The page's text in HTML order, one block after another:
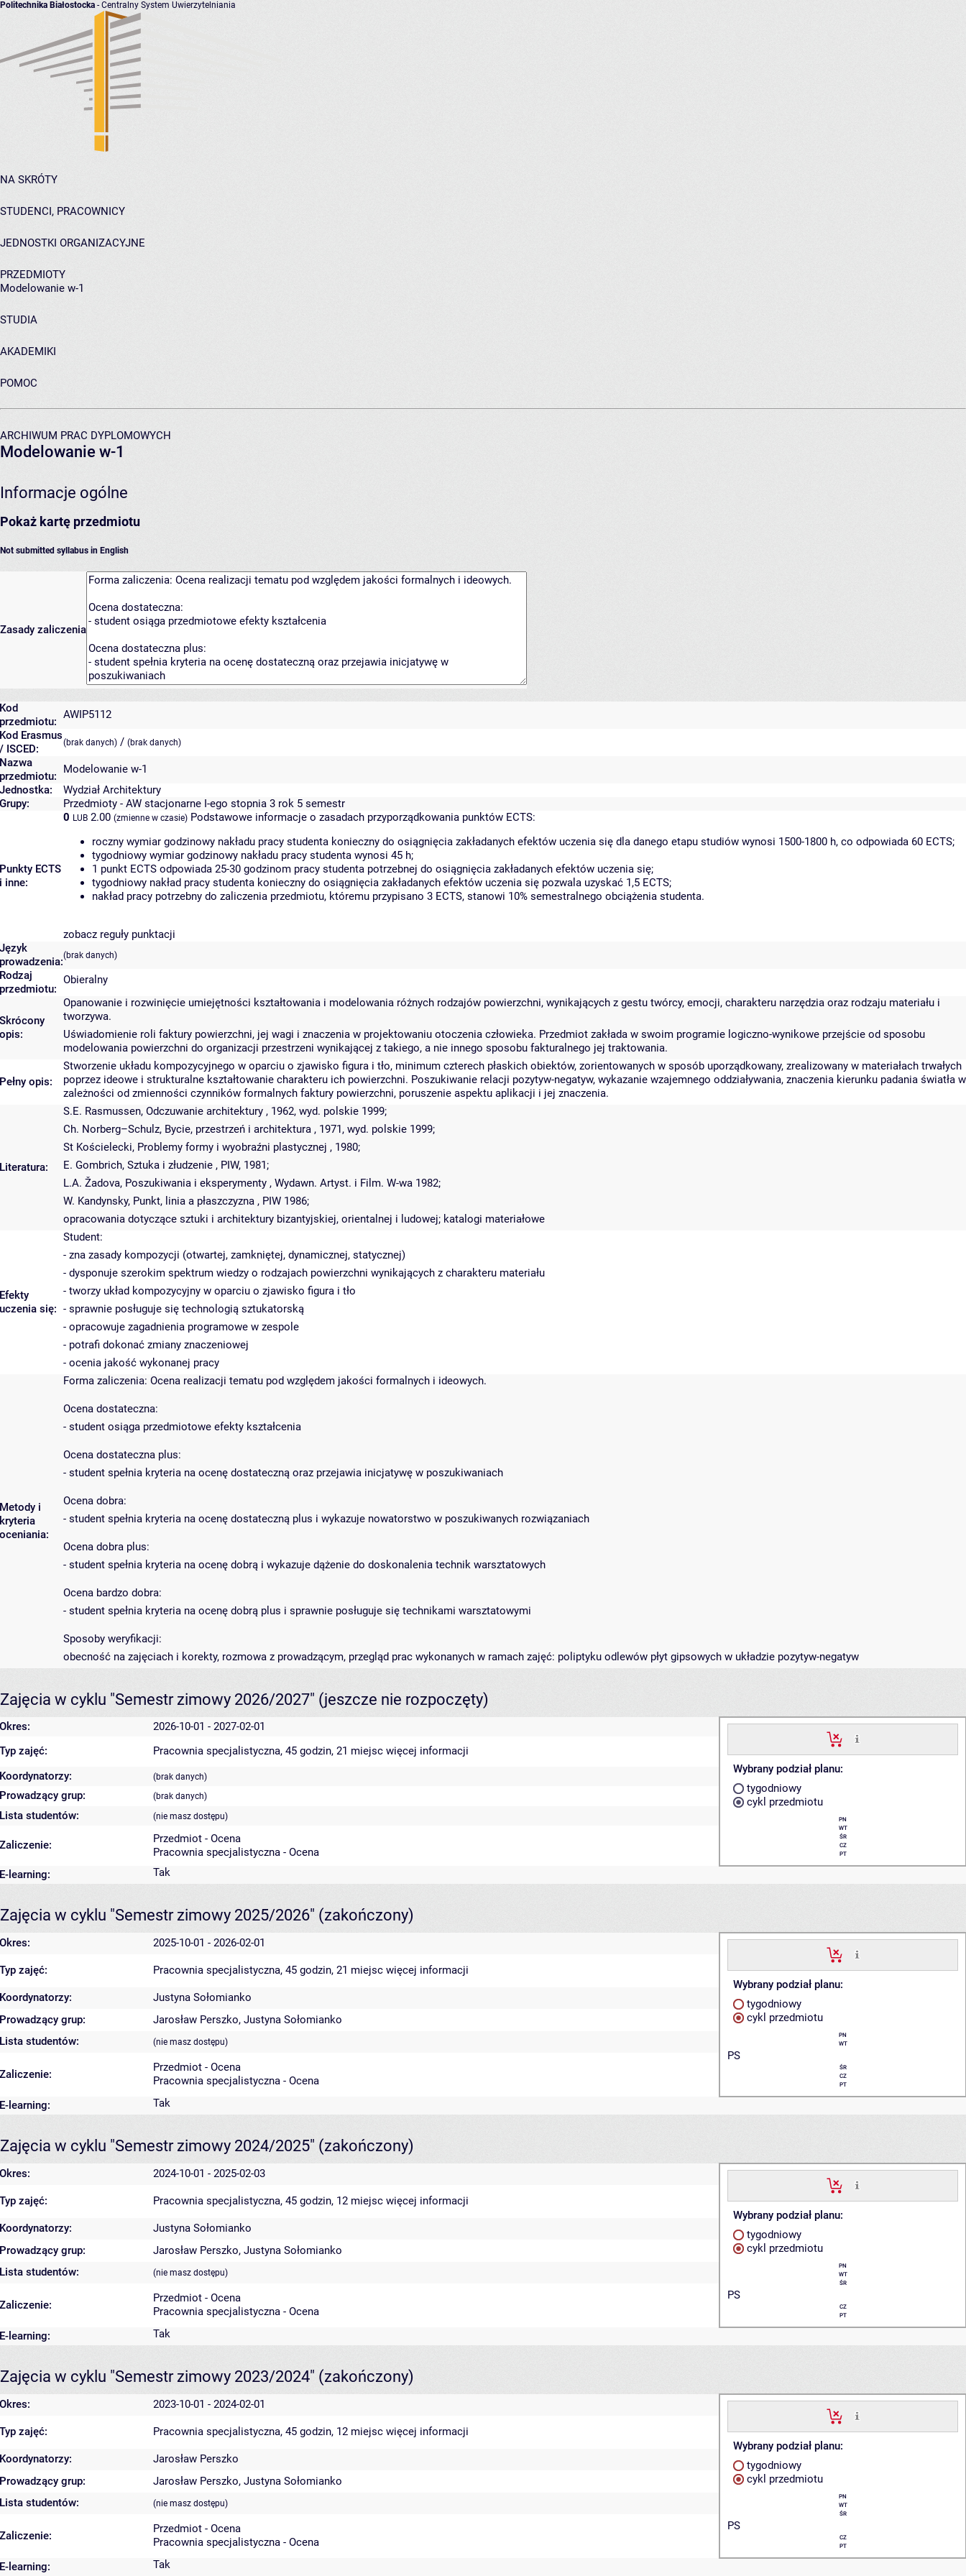
Politechnika Białostocka - Centralny System Uwierzytelniania
NA SKRÓTY
STUDENCI, PRACOWNICY
JEDNOSTKI ORGANIZACYJNE
PRZEDMIOTY
Modelowanie w-1
STUDIA
AKADEMIKI
POMOC
ARCHIWUM PRAC DYPLOMOWYCH
Modelowanie w-1
Informacje ogólne
Pokaż kartę przedmiotu
Not submitted syllabus in English
Zasady zaliczenia
Kod
przedmiotu:
AWIP5112
Kod Erasmus
/ ISCED:
(brak danych) / (brak danych)
Nazwa
przedmiotu:
Modelowanie w-1
Jednostka:
Wydział Architektury
Grupy:
Przedmioty - AW stacjonarne I-ego stopnia 3 rok 5 semestr
Punkty ECTS
i inne:
0 LUB 2.00 (zmienne w czasie) Podstawowe informacje o zasadach przyporządkowania punktów ECTS:
roczny wymiar godzinowy nakładu pracy studenta konieczny do osiągnięcia zakładanych efektów uczenia się dla danego etapu studiów wynosi 1500-1800 h, co odpowiada 60 ECTS;
tygodniowy wymiar godzinowy nakładu pracy studenta wynosi 45 h;
1 punkt ECTS odpowiada 25-30 godzinom pracy studenta potrzebnej do osiągnięcia zakładanych efektów uczenia się;
tygodniowy nakład pracy studenta konieczny do osiągnięcia zakładanych efektów uczenia się pozwala uzyskać 1,5 ECTS;
nakład pracy potrzebny do zaliczenia przedmiotu, któremu przypisano 3 ECTS, stanowi 10% semestralnego obciążenia studenta.
zobacz reguły punktacji
Język
prowadzenia:(brak danych)
Rodzaj
przedmiotu:
Obieralny
Skrócony
opis:
Opanowanie i rozwinięcie umiejętności kształtowania i modelowania różnych rodzajów powierzchni, wynikających z gestu twórcy, emocji, charakteru narzędzia oraz rodzaju materiału i
tworzywa.
Uświadomienie roli faktury powierzchni, jej wagi i znaczenia w projektowaniu otoczenia człowieka. Przedmiot zakłada w swoim programie logiczno-wynikowe przejście od sposobu
modelowania powierzchni do organizacji przestrzeni wynikającej z takiego, a nie innego sposobu fakturalnego jej traktowania.
Pełny opis:
Stworzenie układu kompozycyjnego w oparciu o zjawisko figura i tło, minimum czterech płaskich obiektów, zorientowanych w sposób uporządkowany, zrealizowany w materiałach trwałych
poprzez ideowe i strukturalne kształtowanie charakteru ich powierzchni. Poszukiwanie relacji pozytyw-negatyw, wykazanie wzajemnego oddziaływania, znaczenia kierunku padania światła w
zależności od zmienności czynników formalnych faktury powierzchni, poruszenie aspektu aplikacji i jej znaczenia.
Literatura:
S.E. Rasmussen, Odczuwanie architektury , 1962, wyd. polskie 1999;
Ch. Norberg–Schulz, Bycie, przestrzeń i architektura , 1971, wyd. polskie 1999;
St Kościelecki, Problemy formy i wyobraźni plastycznej , 1980;
E. Gombrich, Sztuka i złudzenie , PIW, 1981;
L.A. Žadova, Poszukiwania i eksperymenty , Wydawn. Artyst. i Film. W-wa 1982;
W. Kandynsky, Punkt, linia a płaszczyzna , PIW 1986;
opracowania dotyczące sztuki i architektury bizantyjskiej, orientalnej i ludowej; katalogi materiałowe
Efekty
uczenia się:
Student:
- zna zasady kompozycji (otwartej, zamkniętej, dynamicznej, statycznej)
- dysponuje szerokim spektrum wiedzy o rodzajach powierzchni wynikających z charakteru materiału
- tworzy układ kompozycyjny w oparciu o zjawisko figura i tło
- sprawnie posługuje się technologią sztukatorską
- opracowuje zagadnienia programowe w zespole
- potrafi dokonać zmiany znaczeniowej
- ocenia jakość wykonanej pracy
Metody i
kryteria
oceniania:
Forma zaliczenia: Ocena realizacji tematu pod względem jakości formalnych i ideowych.
Ocena dostateczna:
- student osiąga przedmiotowe efekty kształcenia
Ocena dostateczna plus:
- student spełnia kryteria na ocenę dostateczną oraz przejawia inicjatywę w poszukiwaniach
Ocena dobra:
- student spełnia kryteria na ocenę dostateczną plus i wykazuje nowatorstwo w poszukiwanych rozwiązaniach
Ocena dobra plus:
- student spełnia kryteria na ocenę dobrą i wykazuje dążenie do doskonalenia technik warsztatowych
Ocena bardzo dobra:
- student spełnia kryteria na ocenę dobrą plus i sprawnie posługuje się technikami warsztatowymi
Sposoby weryfikacji:
obecność na zajęciach i korekty, rozmowa z prowadzącym, przegląd prac wykonanych w ramach zajęć: poliptyku odlewów płyt gipsowych w układzie pozytyw-negatyw
Zajęcia w cyklu "Semestr zimowy 2026/2027" (jeszcze nie rozpoczęty)
Okres: 2026-10-01 - 2027-02-01
Wybrany podział planu:
tygodniowy
cykl przedmiotu
PN
WT
ŚR
CZ
PT
Typ zajęć: Pracownia specjalistyczna, 45 godzin, 21 miejsc więcej informacji
Koordynatorzy:
(brak danych)
Prowadzący grup: (brak danych)
Lista studentów: (nie masz dostępu)
Zaliczenie:
Przedmiot - Ocena
Pracownia specjalistyczna - Ocena
E-learning:
Tak
Zajęcia w cyklu "Semestr zimowy 2025/2026" (zakończony)
Okres: 2025-10-01 - 2026-02-01
Wybrany podział planu:
tygodniowy
cykl przedmiotu
PN
WT
PS
ŚR
CZ
PT
Typ zajęć: Pracownia specjalistyczna, 45 godzin, 21 miejsc więcej informacji
Koordynatorzy:
Justyna Sołomianko
Prowadzący grup:
Jarosław Perszko, Justyna Sołomianko
Lista studentów:
(nie masz dostępu)
Zaliczenie:
Przedmiot - Ocena
Pracownia specjalistyczna - Ocena
E-learning:
Tak
Zajęcia w cyklu "Semestr zimowy 2024/2025" (zakończony)
Okres: 2024-10-01 - 2025-02-03
Wybrany podział planu:
tygodniowy
cykl przedmiotu
PN
WT
ŚR
PS
CZ
PT
Typ zajęć: Pracownia specjalistyczna, 45 godzin, 12 miejsc więcej informacji
Koordynatorzy:
Justyna Sołomianko
Prowadzący grup:
Jarosław Perszko, Justyna Sołomianko
Lista studentów:
(nie masz dostępu)
Zaliczenie:
Przedmiot - Ocena
Pracownia specjalistyczna - Ocena
E-learning:
Tak
Zajęcia w cyklu "Semestr zimowy 2023/2024" (zakończony)
Okres: 2023-10-01 - 2024-02-01
Wybrany podział planu:
tygodniowy
cykl przedmiotu
PN
WT
ŚR
PS
CZ
PT
Typ zajęć: Pracownia specjalistyczna, 45 godzin, 12 miejsc więcej informacji
Koordynatorzy:
Jarosław Perszko
Prowadzący grup:
Jarosław Perszko, Justyna Sołomianko
Lista studentów:
(nie masz dostępu)
Zaliczenie:
Przedmiot - Ocena
Pracownia specjalistyczna - Ocena
E-learning:
Tak